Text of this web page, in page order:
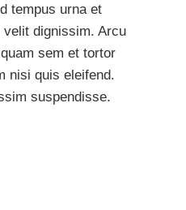
tempus urna et
dignissim. Arcu
sem et tortor
nisi quis eleifend.
suspendisse.